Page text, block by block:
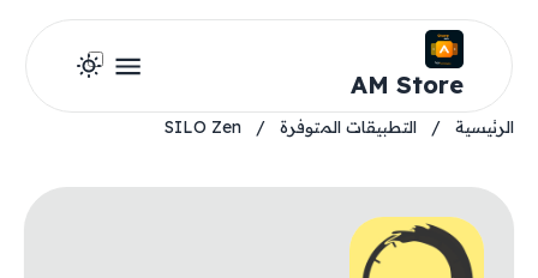
AM Store
الرئيسية / التطبيقات المتوفرة /
SILO Zen